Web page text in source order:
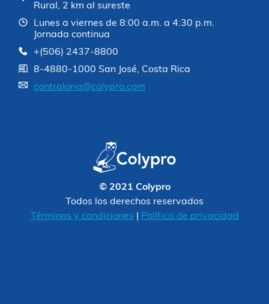
Rural, 2 km al sureste
Lunes a viernes de 8:00 a.m. a 4:30 p.m.
Jornada continua
+(506) 2437-8800
8-4880-1000 San José, Costa Rica
contraloria@colypro.com
© 2021 Colypro
Todos los derechos reservados
Términos y condiciones
Política de privacidad